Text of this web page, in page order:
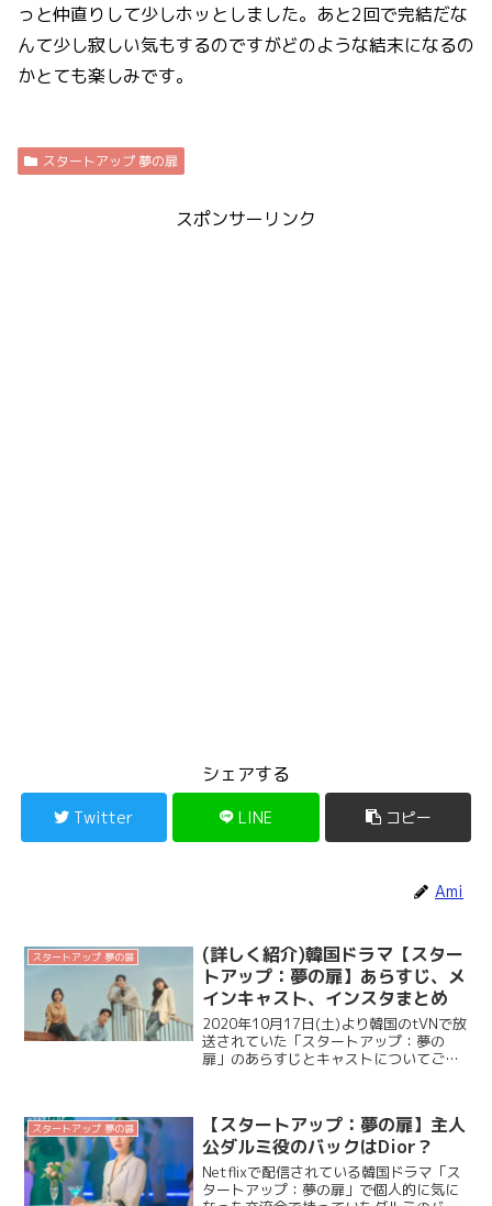
っと仲直りして少しホッとしました。あと2回で完結だな
んて少し寂しい気もするのですがどのような結末になるの
かとても楽しみです。
スタートアップ 夢の扉
スポンサーリンク
シェアする
Twitter LINE コピー
Ami
スタートアップ 夢の扉
(詳しく紹介)韓国ドラマ【スター
トアップ：夢の扉】あらすじ、メ
インキャスト、インスタまとめ
2020年10月17日(土)より韓国のtVNで放
送されていた「スタートアップ：夢の
扉」のあらすじとキャストについてご紹
プ」のOST(挿入曲)は、こちら ...
スタートアップ 夢の扉
【スタートアップ：夢の扉】主人
公ダルミ役のバックはDior？
Netflixで配信されている韓国ドラマ「ス
タートアップ：夢の扉」で個人的に気に